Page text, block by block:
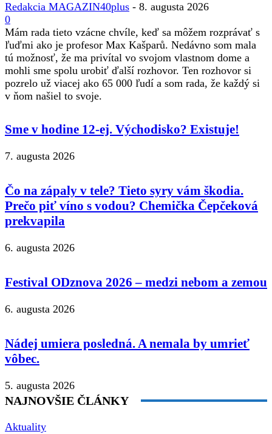
Redakcia MAGAZIN40plus - 8. augusta 2026
0
Mám rada tieto vzácne chvíle, keď sa môžem rozprávať s
ľuďmi ako je profesor Max Kašparů. Nedávno som mala
tú možnosť, že ma privítal vo svojom vlastnom dome a
mohli sme spolu urobiť ďalší rozhovor. Ten rozhovor si
pozrelo už viacej ako 65 000 ľudí a som rada, že každý si
v ňom našiel to svoje.
Sme v hodine 12-ej. Východisko? Existuje!
7. augusta 2026
Čo na zápaly v tele? Tieto syry vám škodia.
Prečo piť víno s vodou? Chemička Čepčeková
prekvapila
6. augusta 2026
Festival ODznova 2026 – medzi nebom a zemou
6. augusta 2026
Nádej umiera posledná. A nemala by umrieť
vôbec.
5. augusta 2026
NAJNOVŠIE ČLÁNKY
Aktuality